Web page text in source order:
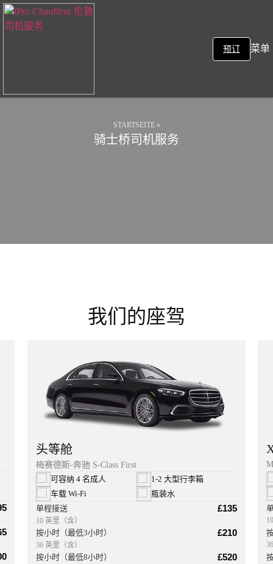
预订 菜单
STARTSEITE»
骑士桥司机服务
我们的座驾
头等舱
梅赛德斯-奔驰 S-Class First
可容纳 4 名成人
1-2 大型行李箱
车载 Wi‑Fi
瓶装水
单程接送
£135
10 英里（含）
按小时（最低3小时） £210
36 英里（含）
按小时（最低8小时） £520